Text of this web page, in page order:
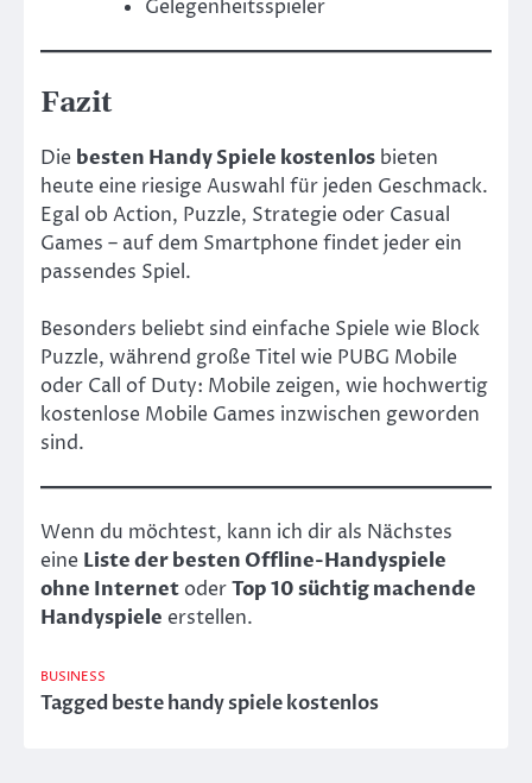
Gelegenheitsspieler
Fazit
Die besten Handy Spiele kostenlos bieten
heute eine riesige Auswahl für jeden Geschmack.
Egal ob Action, Puzzle, Strategie oder Casual
Games – auf dem Smartphone findet jeder ein
passendes Spiel.
Besonders beliebt sind einfache Spiele wie Block
Puzzle, während große Titel wie PUBG Mobile
oder Call of Duty: Mobile zeigen, wie hochwertig
kostenlose Mobile Games inzwischen geworden
sind.
Wenn du möchtest, kann ich dir als Nächstes
eine Liste der besten Offline-Handyspiele
ohne Internet oderTop 10 süchtig machende
Handyspiele erstellen.
BUSINESS
Taggedbeste handy spiele kostenlos